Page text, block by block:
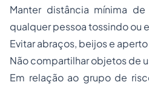
Manter distância mínima
qualquer pessoa tossindo ou
Evitar abraços, beijos e
Não compartilhar objetos de
Em relação ao grupo de